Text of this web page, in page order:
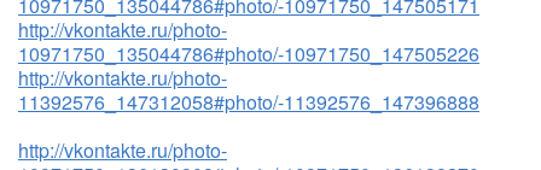
http://vkontakte.ru/photo-
10971750_135044786#photo/-10971750_147505226
http://vkontakte.ru/photo-
11392576_147312058#photo/-11392576_147396888
http://vkontakte.ru/photo-